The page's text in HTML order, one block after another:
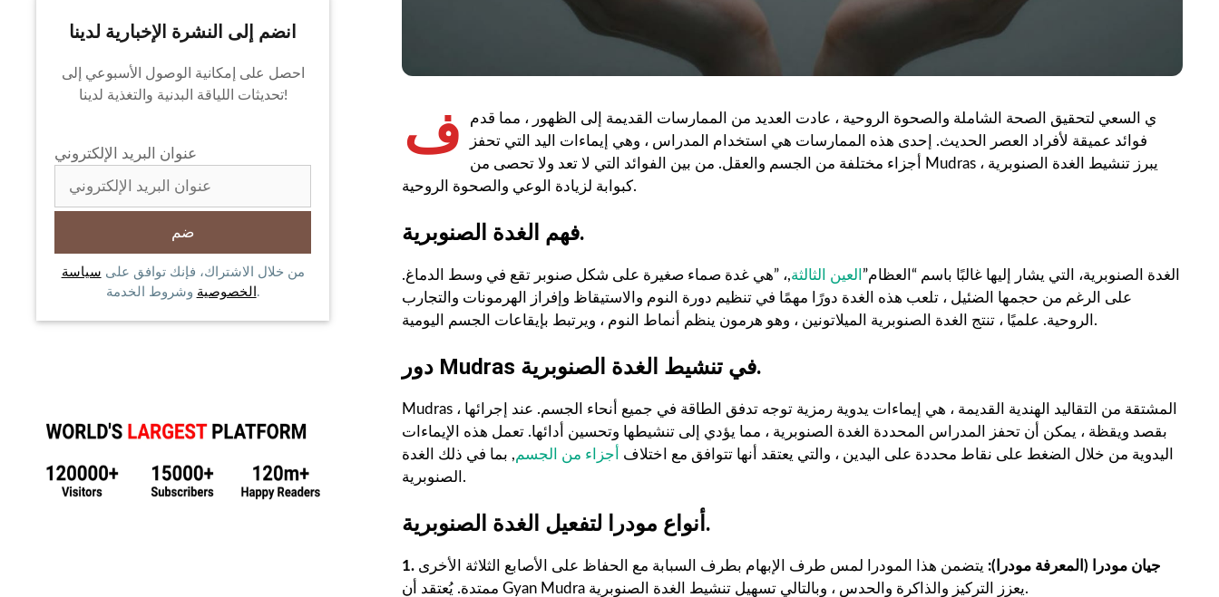
ف
ي السعي لتحقيق الصحة الشاملة والصحوة الروحية ، عادت العديد من الممارسات القديمة إلى الظهور ، مما قدم
فوائد عميقة لأفراد العصر الحديث. إحدى هذه الممارسات هي استخدام المدراس ، وهي إيماءات اليد التي تحفز
أجزاء مختلفة من الجسم والعقل. من بين الفوائد التي لا تعد ولا تحصى من Mudras ، يبرز تنشيط الغدة الصنوبرية
كبوابة لزيادة الوعي والصحوة الروحية.
فهم الغدة الصنوبرية.
الغدة الصنوبرية، التي يشار إليها غالبًا باسم “العظام” العين الثالثة,، ”هي غدة صماء صغيرة على شكل صنوبر تقع في وسط الدماغ.
على الرغم من حجمها الضئيل ، تلعب هذه الغدة دورًا مهمًا في تنظيم دورة النوم والاستيقاظ وإفراز الهرمونات والتجارب
الروحية. علميًا ، تنتج الغدة الصنوبرية الميلاتونين ، وهو هرمون ينظم أنماط النوم ، ويرتبط بإيقاعات الجسم اليومية.
دور Mudras في تنشيط الغدة الصنوبرية.
Mudras ، المشتقة من التقاليد الهندية القديمة ، هي إيماءات يدوية رمزية توجه تدفق الطاقة في جميع أنحاء الجسم. عند إجرائها
بقصد ويقظة ، يمكن أن تحفز المدراس المحددة الغدة الصنوبرية ، مما يؤدي إلى تنشيطها وتحسين أدائها. تعمل هذه الإيماءات
اليدوية من خلال الضغط على نقاط محددة على اليدين ، والتي يعتقد أنها تتوافق مع اختلاف
أجزاء من الجسم, بما في ذلك الغدة
الصنوبرية.
أنواع مودرا لتفعيل الغدة الصنوبرية.
1. جيان مودرا (المعرفة مودرا): يتضمن هذا المودرا لمس طرف الإبهام بطرف السبابة مع الحفاظ على الأصابع الثلاثة الأخرى
ممتدة. يُعتقد أن Gyan Mudra يعزز التركيز والذاكرة والحدس ، وبالتالي تسهيل تنشيط الغدة الصنوبرية.
انضم إلى النشرة الإخبارية لدينا
احصل على إمكانية الوصول الأسبوعي إلى
تحديثات اللياقة البدنية والتغذية لدينا!
عنوان البريد الإلكتروني
من خلال الاشتراك، فإنك توافق على سياسة
الخصوصية وشروط الخدمة.